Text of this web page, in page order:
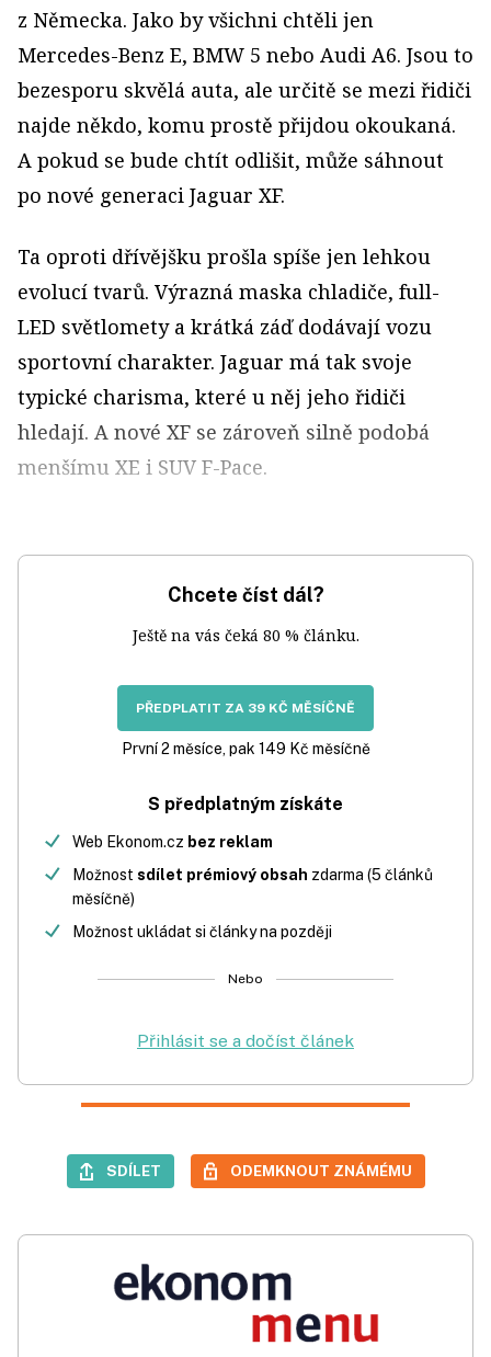
z Německa. Jako by všichni chtěli jen
Mercedes-Benz E, BMW 5 nebo Audi A6. Jsou to
bezesporu skvělá auta, ale určitě se mezi řidiči
najde někdo, komu prostě přijdou okoukaná.
A pokud se bude chtít odlišit, může sáhnout
po nové generaci Jaguar XF.
Ta oproti dřívějšku prošla spíše jen lehkou
evolucí tvarů. Výrazná maska chladiče, full-
LED světlomety a krátká záď dodávají vozu
sportovní charakter. Jaguar má tak svoje
typické charisma, které u něj jeho řidiči
hledají. A nové XF se zároveň silně podobá
menšímu XE i SUV F-Pace.
Chcete číst dál?
Ještě na vás čeká 80 % článku.
PŘEDPLATIT ZA 39 KČ MĚSÍČNĚ
První 2 měsíce, pak 149 Kč měsíčně
S předplatným získáte
Web Ekonom.cz bez reklam
Možnost sdílet prémiový obsah zdarma (5 článků
měsíčně)
Možnost ukládat si články na později
Nebo
Přihlásit se a dočíst článek
SDÍLET ODEMKNOUT ZNÁMÉMU